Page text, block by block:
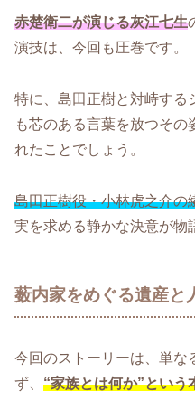
赤楚衛二が演じる灰江七生
演技は、今回も圧巻です。
特に、島田正樹と対峙する
も芯のある言葉を放つその
れたことでしょう。
島田正樹役・小林虎之介の
実を求める静かな決意が物
薮内家をめぐる遺産と
今回のストーリーは、単な
ず、 “家族とは何か”という